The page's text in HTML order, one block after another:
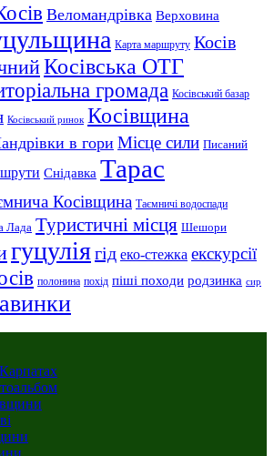
Веломандрівка Верховина
Карта маршруту Косів
Косівська ОТГ
громада Косівський базар
Косівський ринок Косівщина
в гори Місце сили Писаний
Снідавка Тарас
Косівщина Таємничі водоспади
Лада Туристичні місця Шешори
гуцуліягід еко-стежка екскурсії
полонина похід піші походи родзинка сир